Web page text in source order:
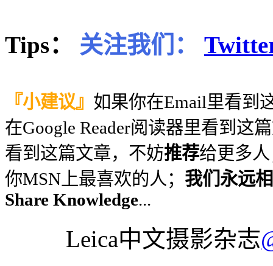
Tips： 关注我们：
『小建议』 如果你在Email里看到
在Google Reader阅读器里看到这
看到这篇文章，不妨推荐给更多
你MSN上最喜欢的人； 我们永远
Share Knowledge...
Leica中文摄影杂志